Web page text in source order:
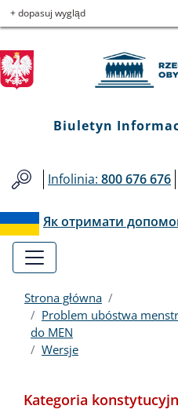
Przejdź
do
menu
głównego
Przejdź
do
treści
Przejdź
to
informacji
o
kontakcie
Przejdź
do
mapy
serwisu
Biuletyn
Informacji
Publicznej
RPO
+ dopasuj wygląd
Biuletyn
Infolinia: 800 676 676
Як отримати
Strona główna
Problem ubóstwa
do MEN
Wersje
Kategoria